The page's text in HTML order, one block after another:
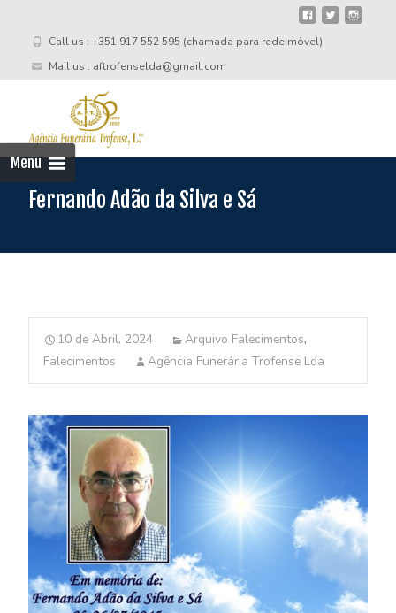
Call us : +351 917 552 595 (chamada para rede móvel)
Mail us : aftrofenselda@gmail.com
Menu
Fernando Adão da Silva e Sá
10 de Abril, 2024 Arquivo Falecimentos,
Falecimentos
Agência Funerária Trofense Lda